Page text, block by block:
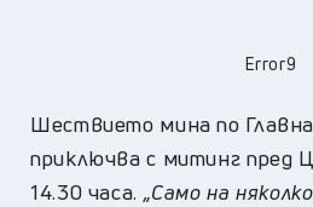
Error9
Шествието мина по
приключва с митинг пред
14.30 часа. „Само на